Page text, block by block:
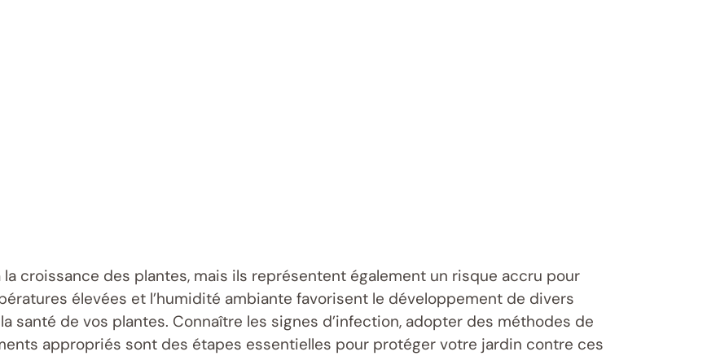
croissance des plantes, mais ils représentent également un risque accru pour
élevées et l’humidité ambiante favorisent le développement de divers
santé de vos plantes. Connaître les signes d’infection, adopter des méthodes de
appropriés sont des étapes essentielles pour protéger votre jardin contre ces